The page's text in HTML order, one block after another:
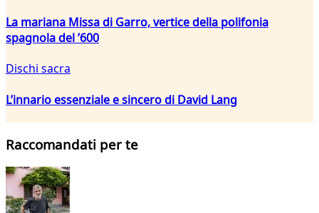
La mariana Missa di Garro, vertice della polifonia
spagnola del ’600
Dischi sacra
L’innario essenziale e sincero di David Lang
Raccomandati per te